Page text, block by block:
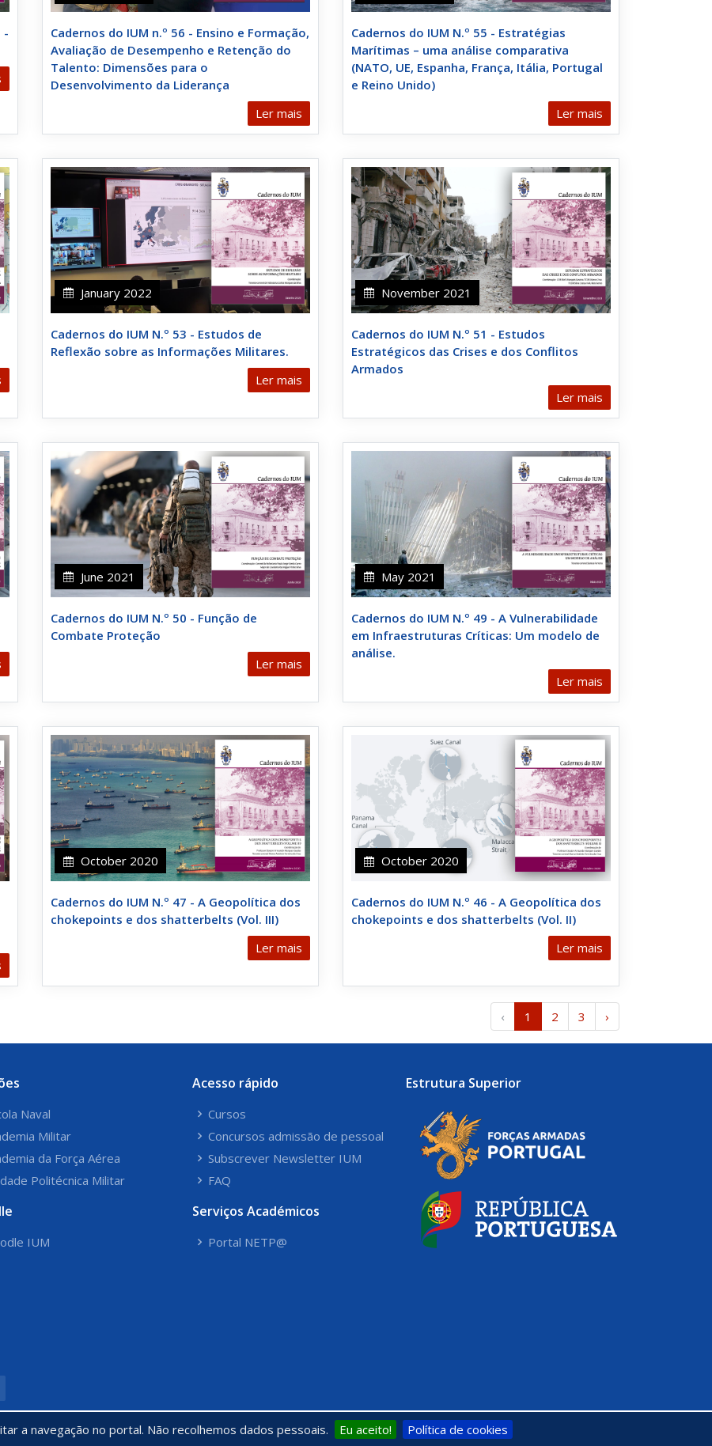
a navegação no portal. Não recolhemos dados pessoais. Eu aceito! Política de cookies
-
Cadernos do IUM n.º 56 - Ensino e Formação,
Avaliação de Desempenho e Retenção do
Talento: Dimensões para o
Desenvolvimento da Liderança
Ler mais
Cadernos do IUM N.º 55 - Estratégias
Marítimas – uma análise comparativa
(NATO, UE, Espanha, França, Itália, Portugal
e Reino Unido)
Ler mais
January 2022
Cadernos do IUM N.º 53 - Estudos de
Reflexão sobre as Informações Militares.
Ler mais
November 2021
Cadernos do IUM N.º 51 - Estudos
Estratégicos das Crises e dos Conflitos
Armados
Ler mais
June 2021
Cadernos do IUM N.º 50 - Função de
Combate Proteção
Ler mais
May 2021
Cadernos do IUM N.º 49 - A Vulnerabilidade
em Infraestruturas Críticas: Um modelo de
análise.
Ler mais
October 2020
Cadernos do IUM N.º 47 - A Geopolítica dos
chokepoints e dos shatterbelts (Vol. III)
Ler mais
October 2020
Cadernos do IUM N.º 46 - A Geopolítica dos
chokepoints e dos shatterbelts (Vol. II)
Ler mais
‹ 1 2 3 ›
Naval
Militar
da Força Aérea
Politécnica Militar
IUM
Acesso rápido
Cursos
Concursos admissão de pessoal
Subscrever Newsletter IUM
FAQ
Serviços Académicos
Portal NETP@
Estrutura Superior